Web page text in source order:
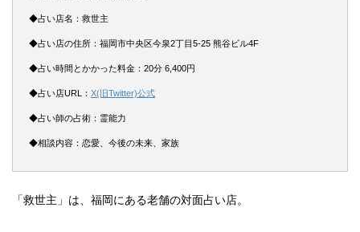
◆占い店名：救世主
◆占い店の住所：福岡市中央区今泉2丁目5-25 熊谷ビル4F
◆占い時間とかかった料金：20分 6,400円
◆占い店URL： X(旧Twitter)公式
◆占い師の占術：霊能力
◆相談内容：恋愛、今後の未来、家族
「救世主」は、福岡にある老舗の対面占い店。